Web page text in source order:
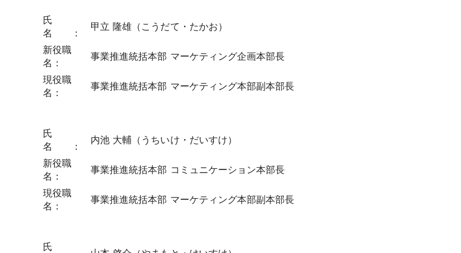
氏
名 ：
甲立 隆雄（こうだて・たかお）
新役職
名：
事業推進統括本部 マーケティング企画本部長
現役職
名：
事業推進統括本部 マーケティング本部副本部長
氏
名 ：
内池 大輔（うちいけ・だいすけ）
新役職
名：
事業推進統括本部 コミュニケーション本部長
現役職
名：
事業推進統括本部 マーケティング本部副本部長
氏